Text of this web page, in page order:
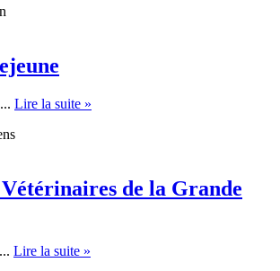
Lire la suite »
de la Grande
Lire la suite »